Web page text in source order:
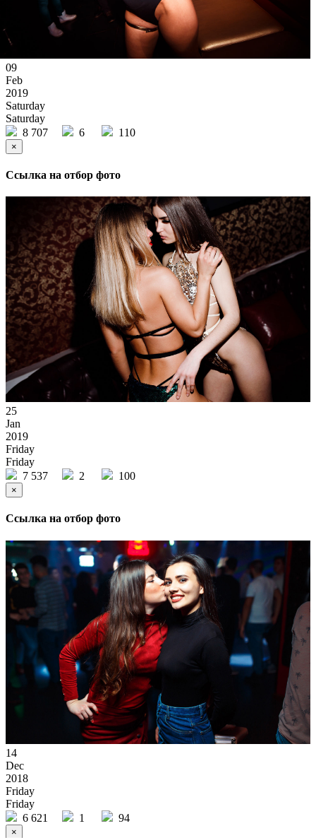
09
Feb
2019
Saturday
Saturday
8 707
6 110
×
Ссылка на отбор фото
25
Jan
2019
Friday
Friday
7 537
2 100
×
Ссылка на отбор фото
14
Dec
2018
Friday
Friday
6 621
1 94
×